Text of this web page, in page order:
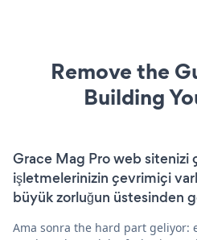
Remove the
Building
Grace Mag Pro web sitenizi
işletmelerinizin çevrimiçi
büyük zorluğun üstesinden
Ama sonra the hard part geliyor: